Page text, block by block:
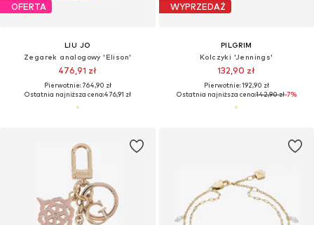
OFERTA
LIU JO
Zegarek analogowy 'Elison'
476,91 zł
Pierwotnie: 764,90 zł
Ostatnia najniższa cena:476,91 zł
WYPRZEDAŻ
PILGRIM
Kolczyki 'Jennings'
132,90 zł
Pierwotnie: 192,90 zł
Ostatnia najniższa cena:142,90 zł-7%